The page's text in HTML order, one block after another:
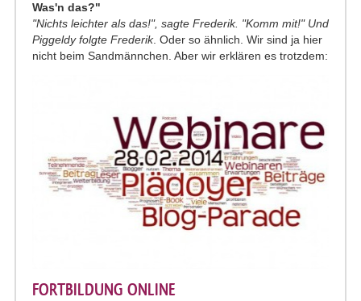
Was'n das?"
"Nichts leichter als das!", sagte Frederik. "Komm mit!" Und
Piggeldy folgte Frederik. Oder so ähnlich. Wir sind ja hier
nicht beim Sandmännchen. Aber wir erklären es trotzdem:
FORTBILDUNG ONLINE